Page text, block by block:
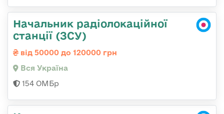
Начальник радіолокаційної
станції (ЗСУ)
від 50000 до 120000 грн
Вся Україна
154 ОМБр